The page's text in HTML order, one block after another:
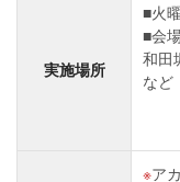
実施場所
■火
■会
和田
など
ア